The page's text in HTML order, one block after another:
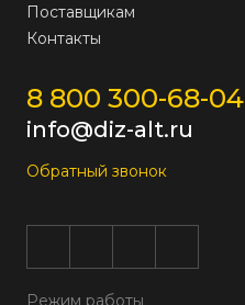
Поставщикам
Контакты
8 800 300-68-04
info@diz-alt.ru
Обратный звонок
Режим работы